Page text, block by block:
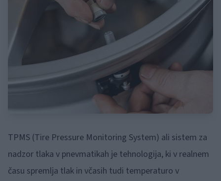
TPMS (Tire Pressure Monitoring System) ali sistem za
nadzor tlaka v pnevmatikah je tehnologija, ki v realnem
času spremlja tlak in včasih tudi temperaturo v